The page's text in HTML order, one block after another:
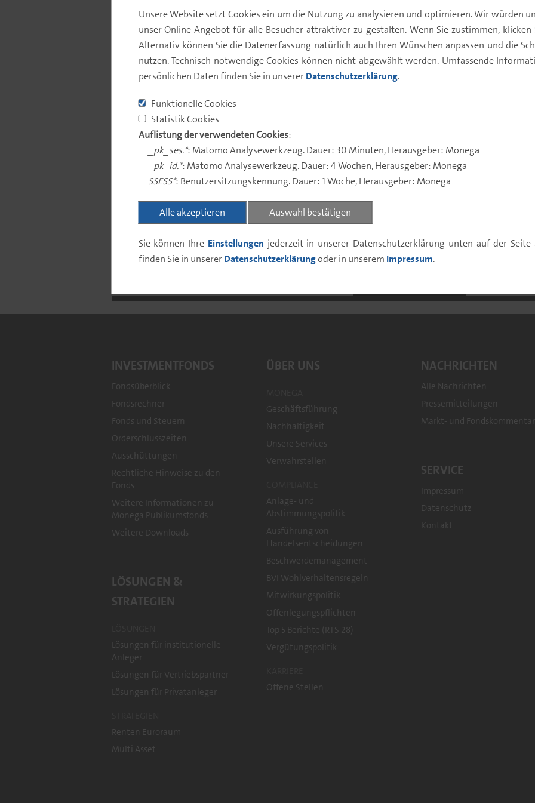
Unsere Website setzt Cookies ein um die Nutzung zu analysieren und optimieren. Wir würden
unser Online-Angebot für alle Besucher attraktiver zu gestalten. Wenn Sie zustimmen, klicken
Alternativ können Sie die Datenerfassung natürlich auch Ihren Wünschen anpassen und die
nutzen. Technisch notwendige Cookies können nicht abgewählt werden. Umfassende
persönlichen Daten finden Sie in unsererDatenschutzerklärung.
Funktionelle Cookies
Statistik Cookies
Auflistung der verwendeten Cookies:
_pk_ses.*: Matomo Analysewerkzeug. Dauer: 30 Minuten, Herausgeber: Monega
_pk_id.*: Matomo Analysewerkzeug. Dauer: 4 Wochen, Herausgeber: Monega
SSESS*: Benutzersitzungskennung. Dauer: 1 Woche, Herausgeber: Monega
Alle akzeptieren Auswahl bestätigen
Sie können Ihre Einstellungen jederzeit in unserer Datenschutzerklärung unten auf der
finden Sie in unsererDatenschutzerklärungoder in unserem Impressum.
Risiko-
Wertentwicklung Portfolio Fondsdaten
Footer
menu
INVESTMENTFONDS
Fondsüberblick
Fondsrechner
Fonds und Steuern
Orderschlusszeiten
Ausschüttungen
Rechtliche Hinweise zu den
Fonds
Weitere Informationen zu
Monega Publikumsfonds
Weitere Downloads
LÖSUNGEN &
STRATEGIEN
Lösungen für institutionelle
Anleger
Lösungen für Vertriebspartner
Lösungen für Privatanleger
Renten Euroraum
Multi Asset
ÜBER UNS
Geschäftsführung
Nachhaltigkeit
Unsere Services
Verwahrstellen
Anlage- und
Abstimmungspolitik
Ausführung von
Handelsentscheidungen
Beschwerdemanagement
BVI Wohlverhaltensregeln
Mitwirkungspolitik
Offenlegungspflichten
Top 5 Berichte (RTS 28)
Vergütungspolitik
Offene Stellen
NACHRICHTEN
Alle Nachrichten
Pressemitteilungen
Markt- und
SERVICE
Impressum
Datenschutz
Kontakt